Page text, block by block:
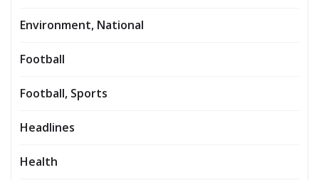
Environment, National
Football
Football, Sports
Headlines
Health